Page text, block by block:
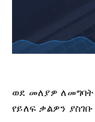
ወደ መለያዎ
የይለፍ ቃልዎን